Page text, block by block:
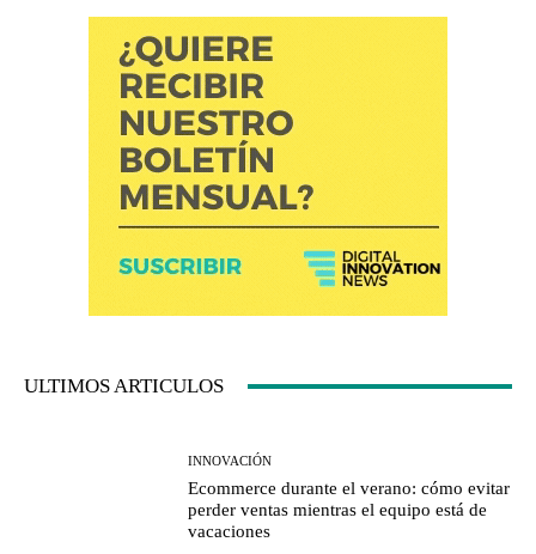
ULTIMOS ARTICULOS
INNOVACIÓN
Ecommerce durante el verano: cómo evitar
perder ventas mientras el equipo está de
vacaciones